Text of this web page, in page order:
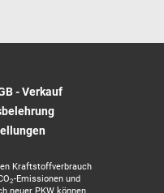
- Verkauf
Kraftstoffverbrauch
2-Emissionen und
neuer PKW können